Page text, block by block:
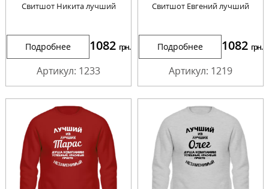
Свитшот Никита лучший
Подробнее 1082 грн.
Артикул: 1233
Свитшот Евгений лучший
Подробнее 1082 грн.
Артикул: 1219